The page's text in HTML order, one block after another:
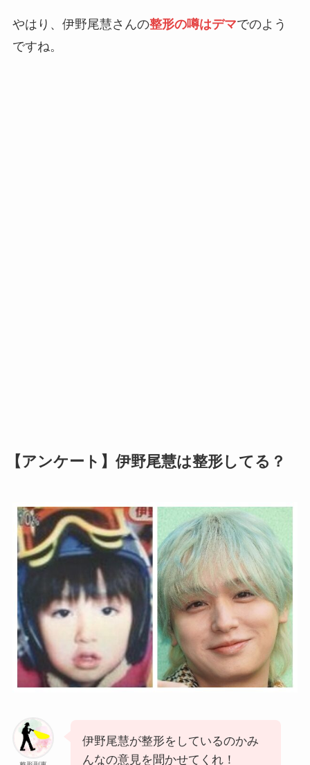
やはり、伊野尾慧さんの整形の噂はデマでのよう
ですね。
【アンケート】伊野尾慧は整形してる？
伊野尾慧が整形をしているのかみ
んなの意見を聞かせてくれ！